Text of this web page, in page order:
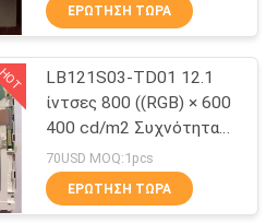
επίδειξη
286
ΕΡΏΤΗΣΗ ΤΏΡΑ
LB121S03-TD01 12.1
ίντσες 800 ((RGB) × 600
400 cd/m2 Συχνότητα
60Hz TFT-LCD, LCM
70USD MOQ:1pcs
ΕΡΏΤΗΣΗ ΤΏΡΑ